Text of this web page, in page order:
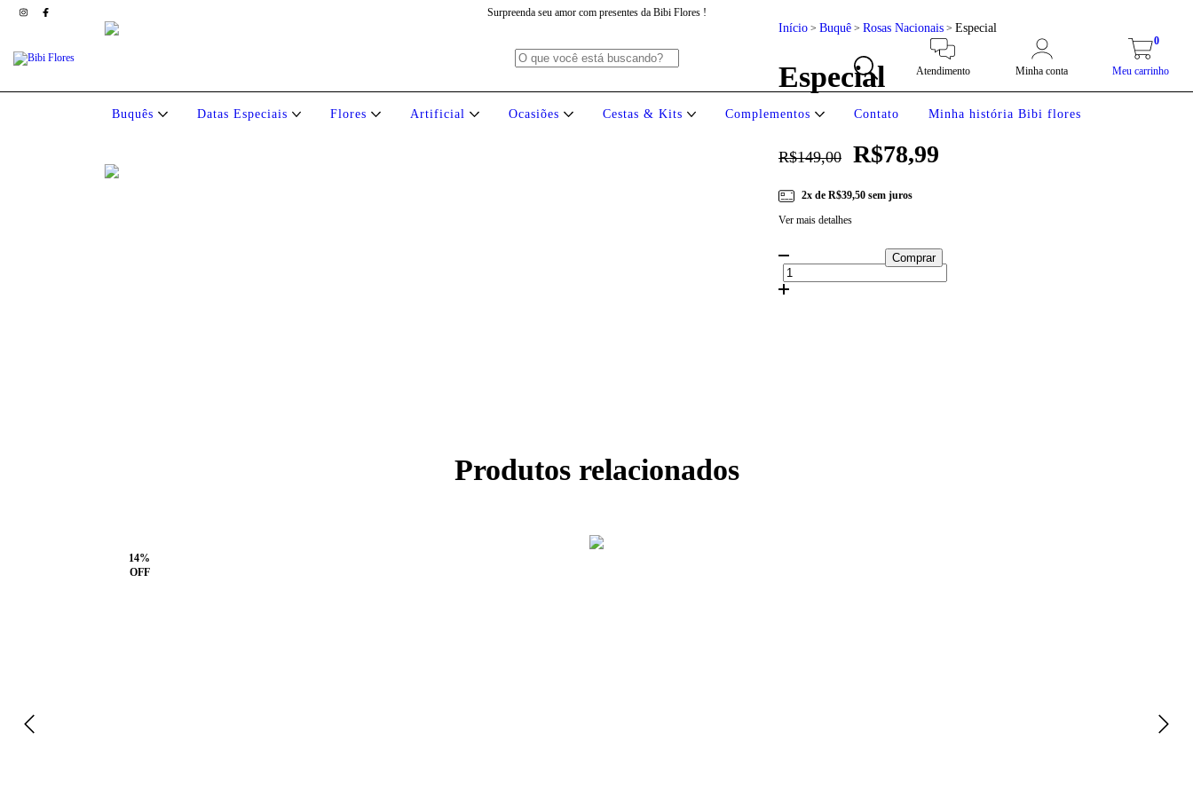
Surpreenda seu amor com presentes da Bibi Flores !
Atendimento Minha conta Meu carrinho
0
Buquês Datas Especiais Flores Artificial Ocasiões Cestas & Kits Complementos Contato Minha história Bibi flores
Início > Buquê > Rosas Nacionais > Especial
Especial
R$149,00 R$78,99
2x de R$39,50sem juros
Ver mais detalhes
Produtos relacionados
14%
OFF